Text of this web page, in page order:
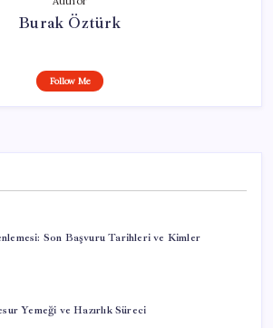
Burak Öztürk
Follow Me
Son Başvuru Tarihleri ve Kimler
Yemeği ve Hazırlık Süreci